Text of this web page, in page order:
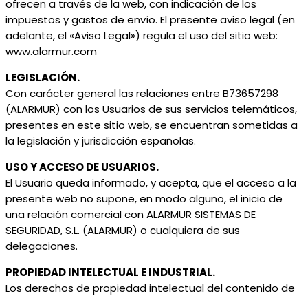
ofrecen a través de la web, con indicación de los
impuestos y gastos de envío. El presente aviso legal (en
adelante, el «Aviso Legal») regula el uso del sitio web:
www.alarmur.com
LEGISLACIÓN.
Con carácter general las relaciones entre B73657298
(ALARMUR) con los Usuarios de sus servicios telemáticos,
presentes en este sitio web, se encuentran sometidas a
la legislación y jurisdicción españolas.
USO Y ACCESO DE USUARIOS.
El Usuario queda informado, y acepta, que el acceso a la
presente web no supone, en modo alguno, el inicio de
una relación comercial con ALARMUR SISTEMAS DE
SEGURIDAD, S.L. (ALARMUR) o cualquiera de sus
delegaciones.
PROPIEDAD INTELECTUAL E INDUSTRIAL.
Los derechos de propiedad intelectual del contenido de